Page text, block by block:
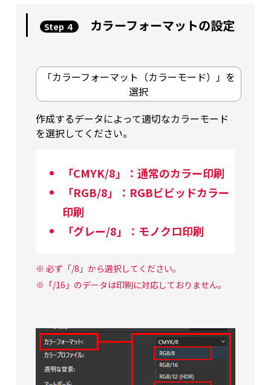
Step ４ カラーフォーマットの設定
「カラーフォーマット（カラーモード）」を
選択
作成するデータによって適切なカラーモード
を選択してください。
「CMYK/8」：通常のカラー印刷
「RGB/8」：RGBビビッドカラー
印刷
「グレー/8」：モノクロ印刷
※ 必ず「/8」から選択してください。
※「/16」のデータは印刷に対応しておりません。